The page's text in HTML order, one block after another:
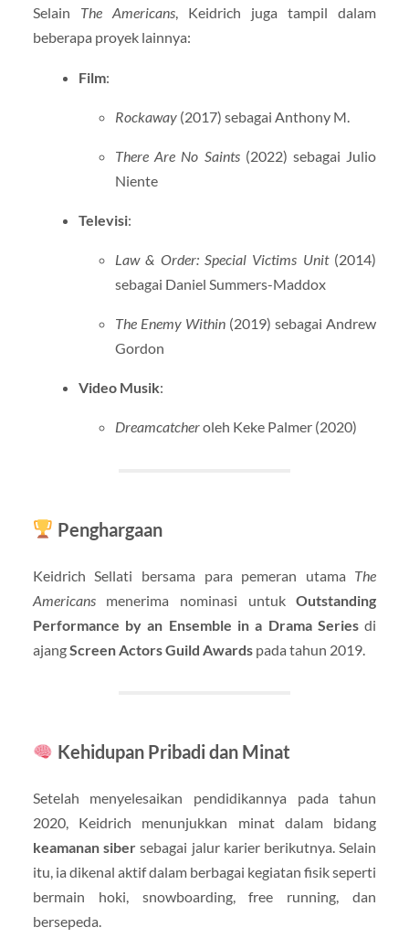
Selain The Americans, Keidrich juga tampil dalam
beberapa proyek lainnya:
Film:
Rockaway(2017) sebagai Anthony M.
There Are No Saints(2022) sebagai Julio
Niente
Televisi:
Law & Order: Special Victims Unit(2014)
sebagai Daniel Summers-Maddox
The Enemy Within(2019) sebagai Andrew
Gordon
Video Musik:
Dreamcatcheroleh Keke Palmer (2020)
Penghargaan
Keidrich Sellati bersama para pemeran utama The
Americansmenerima nominasi untukOutstanding
Performance by an Ensemble in a Drama Seriesdi
ajangScreen Actors Guild Awardspada tahun 2019.
Kehidupan Pribadi dan Minat
Setelah menyelesaikan pendidikannya pada tahun
2020, Keidrich menunjukkan minat dalam bidang
keamanan siber sebagai jalur karier berikutnya. Selain
itu, ia dikenal aktif dalam berbagai kegiatan fisik seperti
bermain hoki, snowboarding, free running, dan
bersepeda.